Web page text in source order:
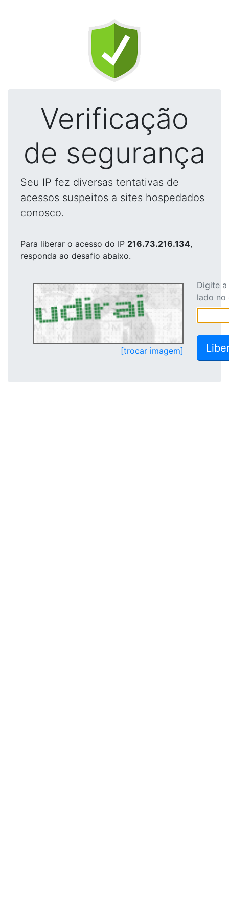
Verificação
de segurança
Seu IP fez diversas tentativas de
acessos suspeitos a sites hospedados
conosco.
Para liberar o acesso do IP 216.73.216.134,
responda ao desafio abaixo.
[trocar imagem]
Digite
lado no